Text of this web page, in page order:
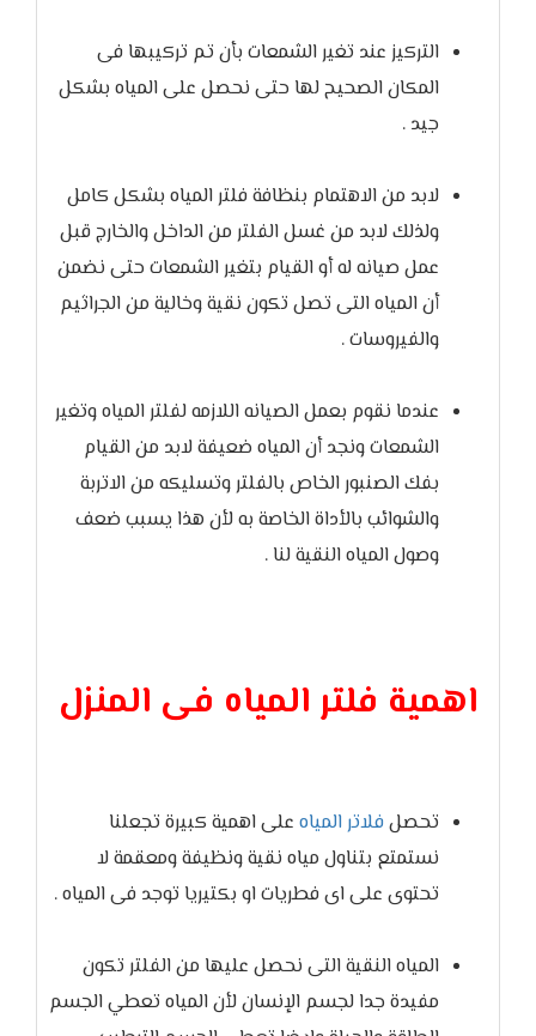
التركيز عند تغير الشمعات بأن تم تركيبها فى
المكان الصحيح لها حتى نحصل على المياه بشكل
جيد .
لابد من الاهتمام بنظافة فلتر المياه بشكل كامل
ولذلك لابد من غسل الفلتر من الداخل والخارج قبل
عمل صيانه له أو القيام بتغير الشمعات حتى نضمن
أن المياه التى تصل تكون نقية وخالية من الجراثيم
والفيروسات .
عندما نقوم بعمل الصيانه اللازمه لفلتر المياه وتغير
الشمعات ونجد أن المياه ضعيفة لابد من القيام
بفك الصنبور الخاص بالفلتر وتسليكه من الاتربة
والشوائب بالأداة الخاصة به لأن هذا يسبب ضعف
وصول المياه النقية لنا .
اهمية فلتر المياه فى المنزل
تحصلفلاتر المياه على اهمية كبيرة تجعلنا
نستمتع بتناول مياه نقية ونظيفة ومعقمة لا
تحتوى على اى فطريات او بكتيريا توجد فى المياه .
المياه النقية التى نحصل عليها من الفلتر تكون
مفيدة جدا لجسم الإنسان لأن المياه تعطي الجسم